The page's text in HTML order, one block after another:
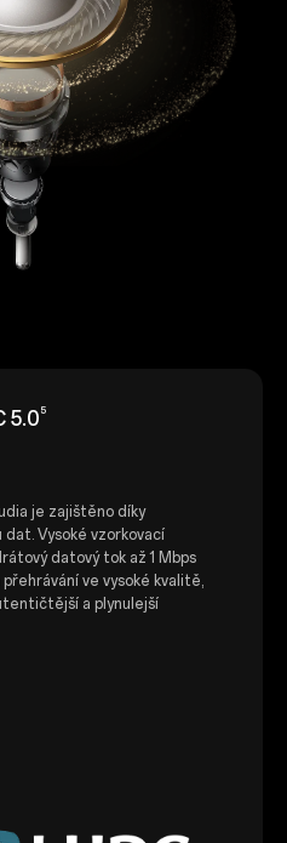
5.0 5
je zajištěno díky
Vysoké vzorkovací
datový tok až 1 Mbps
ve vysoké kvalitě,
a plynulejší